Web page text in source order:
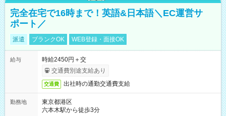
完全在宅で16時まで！英語&日本語＼EC運営サ
ポート／
派遣 ブランクOK WEB登録・面接OK
給与
時給2450円＋交
交通費別途支給あり
交通費 出社時の通勤交通費支給
勤務地
東京都港区
六本木駅から徒歩3分